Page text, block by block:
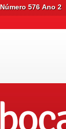
Número 576 Ano 2